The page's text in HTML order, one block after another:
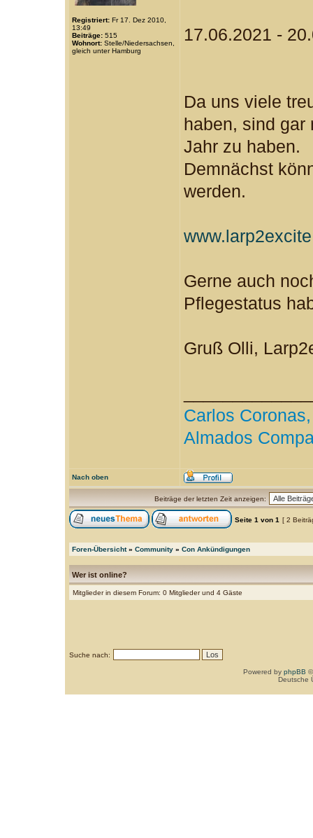
Registriert: Fr 17. Dez 2010,
13:49
Beiträge: 515
Wohnort: Stelle/Niedersachsen,
gleich unter Hamburg
17.06.2021 -
Da uns viele
haben, sind gar
Jahr zu haben.
Demnächst
werden.
Gerne auch
Pflegestatus
Gruß Olli,
Carlos
Almados
Nach oben
Beiträge der letzten Zeit anzeigen:
Seite 1 von 1 [ 2
Foren-Übersicht» Community » Con Ankündigungen
Wer ist online?
Mitglieder in diesem Forum: 0 Mitglieder und 4 Gäste
Suche nach:
Powered by phpBB
Deutsche